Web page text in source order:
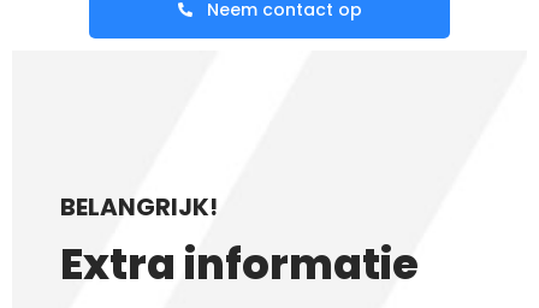
Neem contact op
BELANGRIJK!
Extra informatie